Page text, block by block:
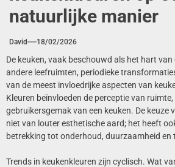
natuurlijke manier
David 18/02/2026
De keuken, vaak beschouwd als het hart
andere leefruimten, periodieke
van de meest invloedrijke aspecten van
Kleuren beïnvloeden de perceptie van
gebruikersgemak van een keuken. De keuze
niet van louter esthetische aard; het heeft
betrekking tot onderhoud, duurzaamheid en
Trends in keukenkleuren zijn cyclisch. Wat